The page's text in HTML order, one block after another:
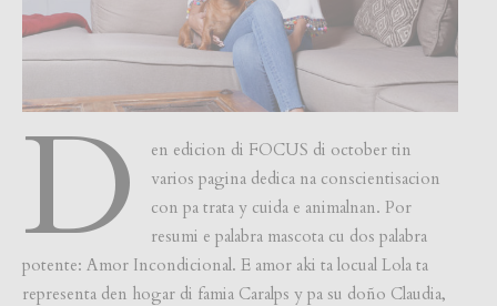
D
en edicion di FOCUS di october tin
varios pagina dedica na conscientisacion
con pa trata y cuida e animalnan. Por
resumi e palabra mascota cu dos palabra
potente: Amor Incondicional. E amor aki ta locual Lola ta
representa den hogar di famia Caralps y pa su doño Claudia,